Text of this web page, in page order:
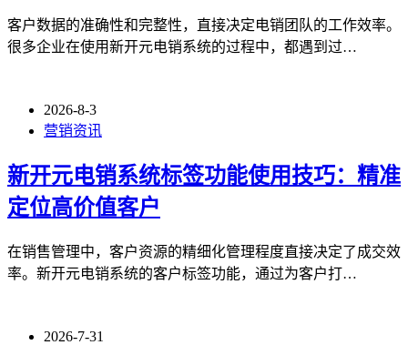
客户数据的准确性和完整性，直接决定电销团队的工作效率。
很多企业在使用新开元电销系统的过程中，都遇到过…
2026-8-3
营销资讯
新开元电销系统标签功能使用技巧：精准
定位高价值客户
在销售管理中，客户资源的精细化管理程度直接决定了成交效
率。新开元电销系统的客户标签功能，通过为客户打…
2026-7-31